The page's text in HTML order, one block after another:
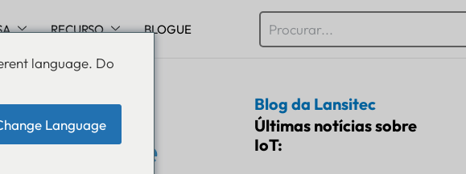
RECURSO BLOGUE
de
Blog da Lansitec
Últimas notícias sobre
IoT:
language. Do
Language